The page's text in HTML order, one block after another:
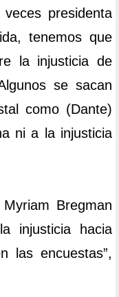
presidenta
tenemos que
la injusticia de
se sacan
como (Dante)
ni a la injusticia
Bregman
injusticia hacia
las encuestas”,